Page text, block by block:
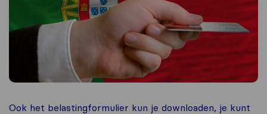
Ook het belastingformulier kun je downloaden, je kunt